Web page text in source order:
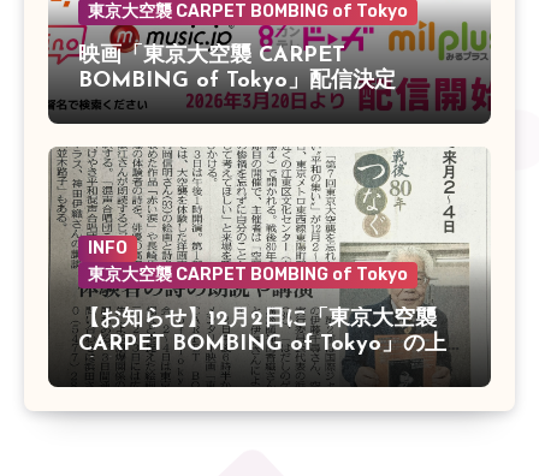
東京大空襲 CARPET BOMBING of Tokyo
映画「東京大空襲 CARPET
BOMBING of Tokyo」配信決定
INFO
東京大空襲 CARPET BOMBING of Tokyo
【お知らせ】12月2日に「東京大空襲
CARPET BOMBING of Tokyo」の上
映会があります